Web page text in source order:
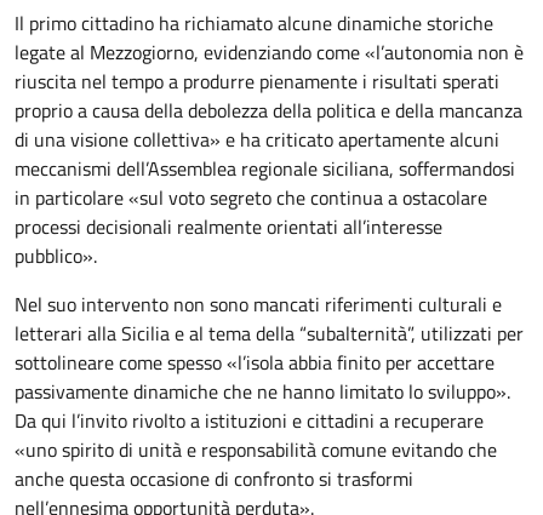
Il primo cittadino ha richiamato alcune dinamiche storiche
legate al Mezzogiorno, evidenziando come «l’autonomia non è
riuscita nel tempo a produrre pienamente i risultati sperati
proprio a causa della debolezza della politica e della mancanza
di una visione collettiva» e ha criticato apertamente alcuni
meccanismi dell’Assemblea regionale siciliana, soffermandosi
in particolare «sul voto segreto che continua a ostacolare
processi decisionali realmente orientati all’interesse
pubblico».
Nel suo intervento non sono mancati riferimenti culturali e
letterari alla Sicilia e al tema della “subalternità”, utilizzati per
sottolineare come spesso «l’isola abbia finito per accettare
passivamente dinamiche che ne hanno limitato lo sviluppo».
Da qui l’invito rivolto a istituzioni e cittadini a recuperare
«uno spirito di unità e responsabilità comune evitando che
anche questa occasione di confronto si trasformi
nell’ennesima opportunità perduta».